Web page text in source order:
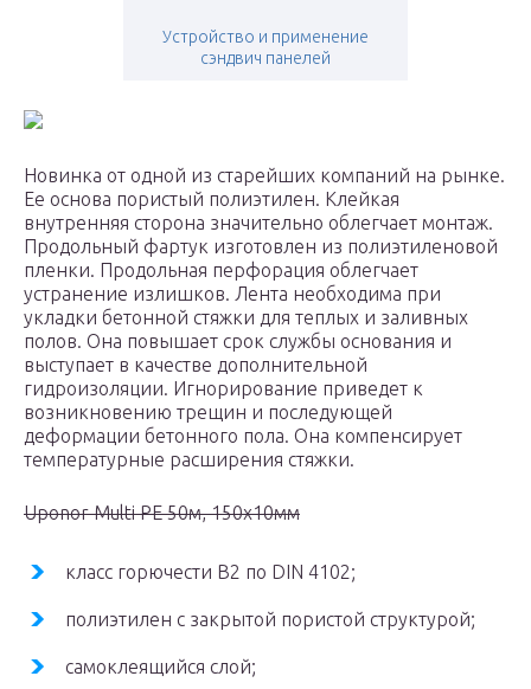
Устройство и применение
сэндвич панелей
Новинка от одной из старейших компаний на рынке.
Ее основа пористый полиэтилен. Клейкая
внутренняя сторона значительно облегчает монтаж.
Продольный фартук изготовлен из полиэтиленовой
пленки. Продольная перфорация облегчает
устранение излишков. Лента необходима при
укладки бетонной стяжки для теплых и заливных
полов. Она повышает срок службы основания и
выступает в качестве дополнительной
гидроизоляции. Игнорирование приведет к
возникновению трещин и последующей
деформации бетонного пола. Она компенсирует
температурные расширения стяжки.
Uponor Multi PE 50м, 150х10мм
класс горючести В2 по DIN 4102;
полиэтилен с закрытой пористой структурой;
самоклеящийся слой;